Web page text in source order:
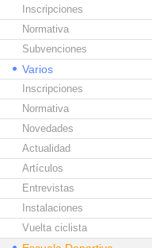
Inscripciones
Normativa
Subvenciones
Varios
Inscripciones
Normativa
Novedades
Actualidad
Artículos
Entrevistas
Instalaciones
Vuelta ciclista